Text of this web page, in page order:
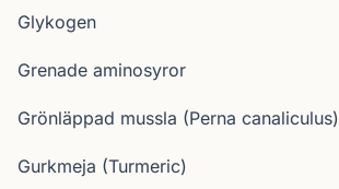
Glykogen
Grenade aminosyror
Grönläppad mussla (Perna canaliculus)
Gurkmeja (Turmeric)